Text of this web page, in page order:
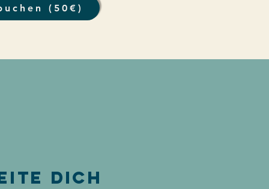
(50€)
Dich